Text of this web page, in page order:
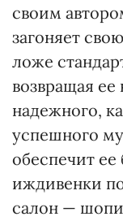
своим
загоняет
ложе
возвращая
надежного,
успешного
обеспечит ее
иждивенки
салон —